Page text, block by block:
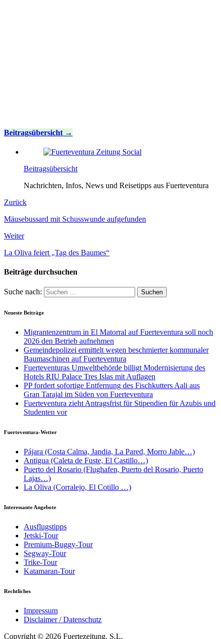
Beitragsübersicht
Beitragsübersicht
Nachrichten, Infos, News und Reisetipps aus Fuerteventura
Zurück
Mäusebussard mit Schusswunde aufgefunden
Weiter
La Oliva feiert „Tag des Baumes“
Beiträge durchsuchen
Suche nach:
Neueste Beiträge
Migrantenzentrum in El Matorral auf Fuerteventura soll noch
2026 den Betrieb aufnehmen
Gemeindepolizei ermittelt wegen beschmierter kommunaler
Baumaschinen auf Fuerteventura
Fuerteventuras Umweltbehörde billigt Modernisierung des
Hotels RIU Palace Tres Islas mit Auflagen
PP fordert sofortige Entfernung des Fischkutters Aali aus
Gran Tarajal im Süden von Fuerteventura
Fuerteventura zieht Antragsfrist für Stipendien für Azubis und
Studenten vor
Fuerteventura-Wetter
Pájara (Costa Calma, Jandia, La Pared, Morro Jable…)
Antigua (Caleta de Fuste, El Castillo…)
Puerto del Rosario (Flughafen, Puerto del Rosario, Puerto
Lajas…)
La Oliva (Corralejo, El Cotillo …)
Interessante Angebote
Ausflugstipps
Jetski-Tour
Premium-Buggy-Tour
Segway-Tour
Trike-Tour
Katamaran-Tour
Rechtliches
Impressum
Disclaimer / Datenschutz
Copyright © 2026 Fuertezeitung, S.L.